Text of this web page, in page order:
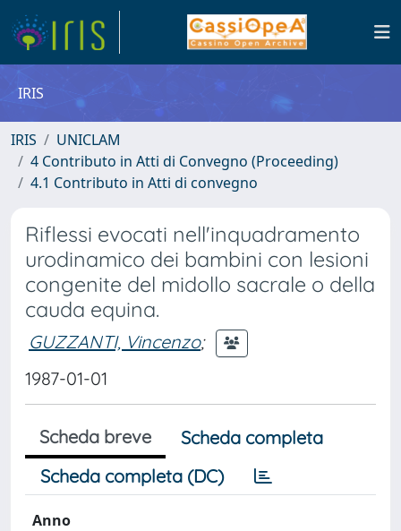
IRIS
IRIS
UNICLAM
4 Contributo in Atti di Convegno (Proceeding)
4.1 Contributo in Atti di convegno
Riflessi evocati nell'inquadramento
urodinamico dei bambini con lesioni
congenite del midollo sacrale o della
cauda equina.
GUZZANTI, Vincenzo;
1987-01-01
Scheda breve
Scheda completa
Scheda completa (DC)
Anno